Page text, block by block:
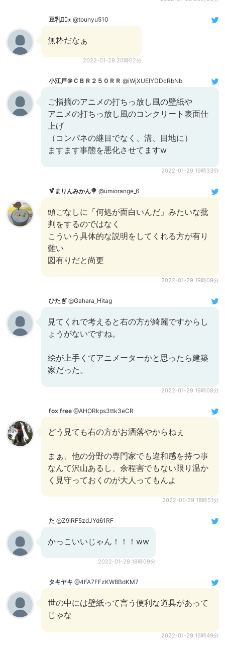
豆乳◓⃙⋆ @tounyu510
無粋だなぁ
2022-01-29 20時02分
小江戸＠ＣＢＲ２５０ＲＲ @iWjXUElYDDcRbNb
ご指摘のアニメの打ちっ放し風の壁紙や
アニメの打ちっ放し風のコンクリート表面仕
上げ
（コンパネの継目でなく、溝、目地に）
ますます事態を悪化させてますw
2022-01-29 19時33分
🍹まりんみかん🍭 @umiorange_6
頭ごなしに「何処が面白いんだ」みたいな批
判をするのではなく
こういう具体的な説明をしてくれる方が有り
難い
図有りだと尚更
2022-01-29 19時09分
ひたぎ @Gahara_Hitag
見てくれで考えると右の方が綺麗ですからし
ょうがないですね。
絵が上手くてアニメーターかと思ったら建築
家だった。
2022-01-29 19時08分
fox free @AHORkps3ttk3eCR
どう見ても右の方がお洒落やからねぇ
まぁ、他の分野の専門家でも違和感を持つ事
なんて沢山あるし、余程害でもない限り温か
く見守っておくのが大人ってもんよ
2022-01-29 18時51分
た @Z9iRF5zdJYd61RF
かっこいいじゃん！！！ww
2022-01-29 18時09分
タキヤキ @4FA7FFzKW8BdKM7
世の中には壁紙って言う便利な道具があって
じゃな
2022-01-29 16時49分